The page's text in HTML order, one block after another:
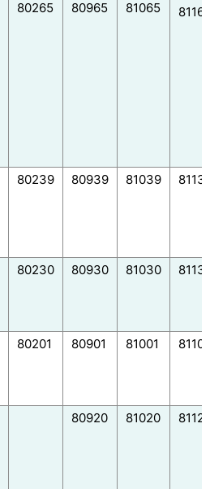
80265 80965 81065
80239 80939 81039
80230 80930 81030
80201 80901 81001 81101
80920 81020